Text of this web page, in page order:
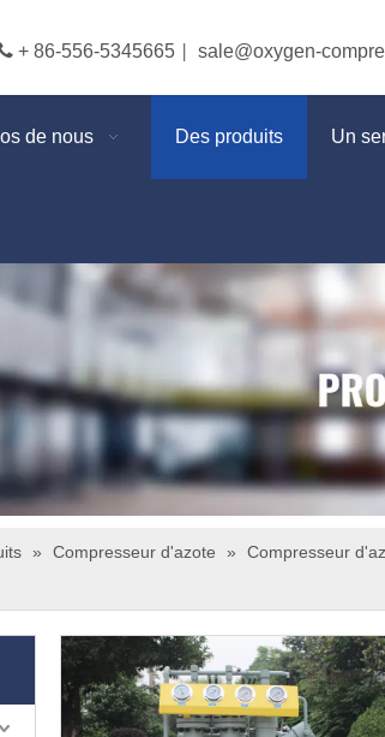
+ 86-556-5345665 sale@oxygen-
de nous Des produits Un
» Compresseur d'azote » Compresseur